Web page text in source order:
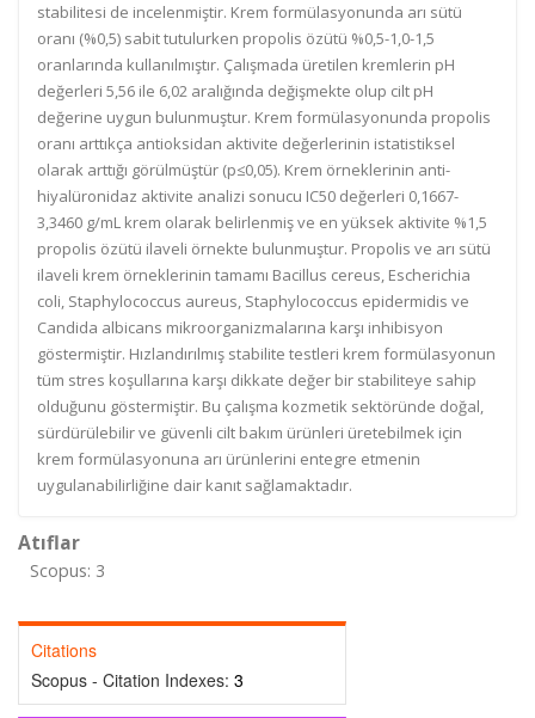
stabilitesi de incelenmiştir. Krem formülasyonunda arı sütü
oranı (%0,5) sabit tutulurken propolis özütü %0,5-1,0-1,5
oranlarında kullanılmıştır. Çalışmada üretilen kremlerin pH
değerleri 5,56 ile 6,02 aralığında değişmekte olup cilt pH
değerine uygun bulunmuştur. Krem formülasyonunda propolis
oranı arttıkça antioksidan aktivite değerlerinin istatistiksel
olarak arttığı görülmüştür (p≤0,05). Krem örneklerinin anti-
hiyalüronidaz aktivite analizi sonucu IC50 değerleri 0,1667-
3,3460 g/mL krem olarak belirlenmiş ve en yüksek aktivite %1,5
propolis özütü ilaveli örnekte bulunmuştur. Propolis ve arı sütü
ilaveli krem örneklerinin tamamı Bacillus cereus, Escherichia
coli, Staphylococcus aureus, Staphylococcus epidermidis ve
Candida albicans mikroorganizmalarına karşı inhibisyon
göstermiştir. Hızlandırılmış stabilite testleri krem formülasyonun
tüm stres koşullarına karşı dikkate değer bir stabiliteye sahip
olduğunu göstermiştir. Bu çalışma kozmetik sektöründe doğal,
sürdürülebilir ve güvenli cilt bakım ürünleri üretebilmek için
krem formülasyonuna arı ürünlerini entegre etmenin
uygulanabilirliğine dair kanıt sağlamaktadır.
Atıflar
Scopus: 3
Citations
Scopus - Citation Indexes: 3